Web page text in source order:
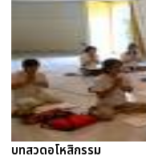
บทสวดอโหสิกรรม